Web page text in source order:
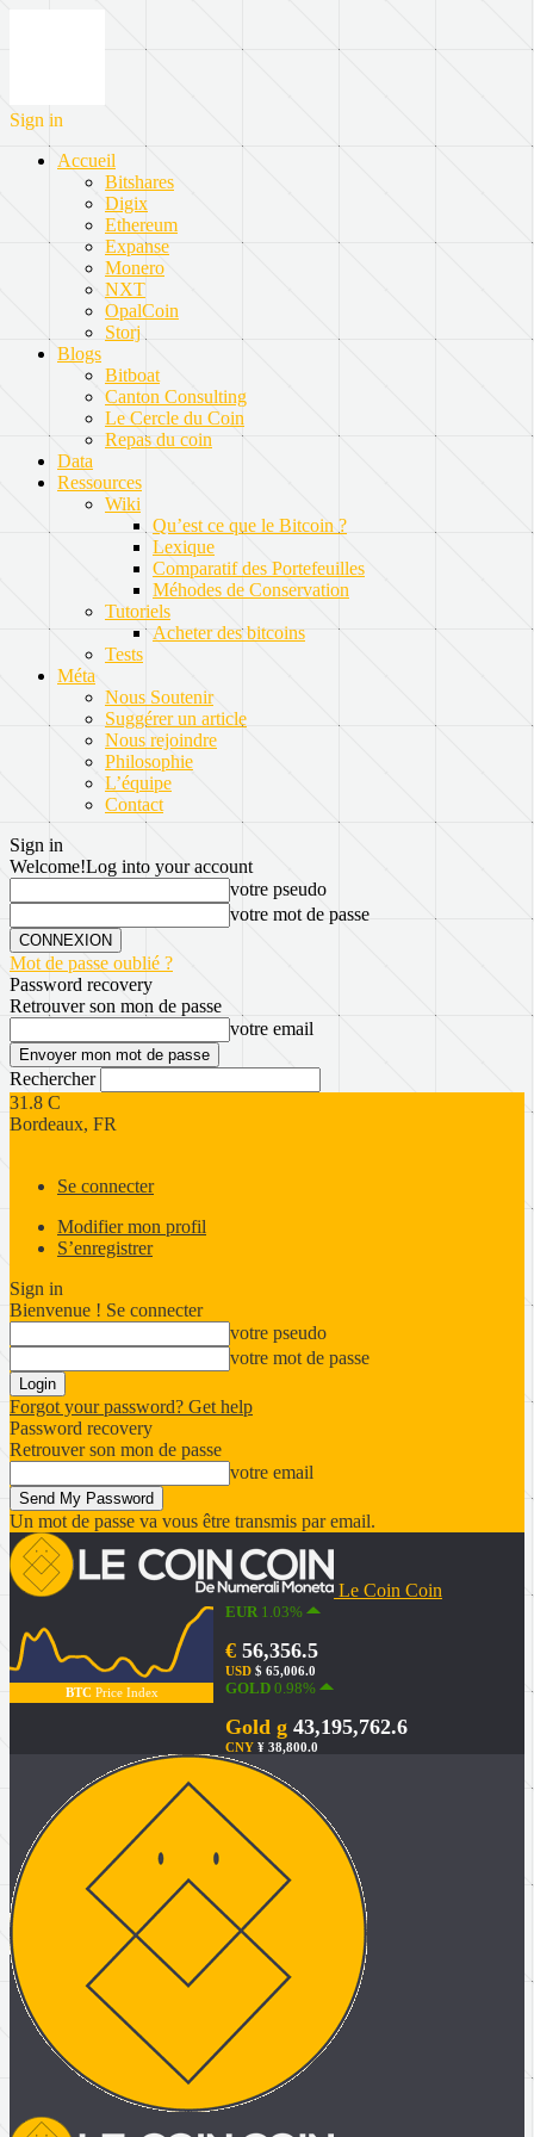
Sign in
Accueil
Bitshares
Digix
Ethereum
Expanse
Monero
NXT
OpalCoin
Storj
Blogs
Bitboat
Canton Consulting
Le Cercle du Coin
Repas du coin
Data
Ressources
Wiki
Qu’est ce que le Bitcoin ?
Lexique
Comparatif des Portefeuilles
Méhodes de Conservation
Tutoriels
Acheter des bitcoins
Tests
Méta
Nous Soutenir
Suggérer un article
Nous rejoindre
Philosophie
L’équipe
Contact
Sign in
Welcome!Log into your account
votre pseudo
votre mot de passe
Mot de passe oublié ?
Password recovery
Retrouver son mon de passe
votre email
Rechercher
31.8 C
Bordeaux, FR
Se connecter
Modifier mon profil
S’enregistrer
Sign in
Bienvenue ! Se connecter
votre pseudo
votre mot de passe
Forgot your password? Get help
Password recovery
Retrouver son mon de passe
votre email
Un mot de passe va vous être transmis par email.
Le Coin Coin
BTCPrice Index
EUR1.03%
€ 56,356.5
USD $ 65,006.0
GOLD 0.98%
Gold g 43,195,762.6
CNY ¥ 38,800.0